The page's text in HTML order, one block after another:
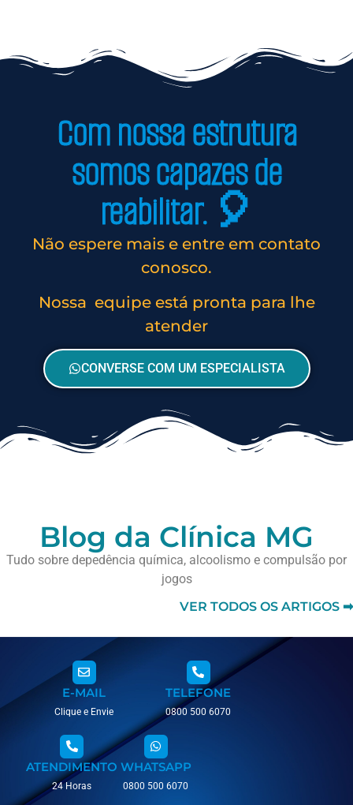
Com nossa estrutura
somos capazes de
reabilitar. 🎈
Não espere mais e entre em contato
conosco.
Nossa equipe está pronta para lhe
atender
CONVERSE COM UM ESPECIALISTA
Blog da Clínica MG
Tudo sobre depedência química, alcoolismo e compulsão por
jogos
VER TODOS OS ARTIGOS ➡
E-MAIL
Clique e Envie
TELEFONE
0800 500 6070
ATENDIMENTO
24 Horas
WHATSAPP
0800 500 6070